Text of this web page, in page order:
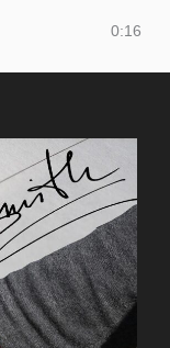
0:16